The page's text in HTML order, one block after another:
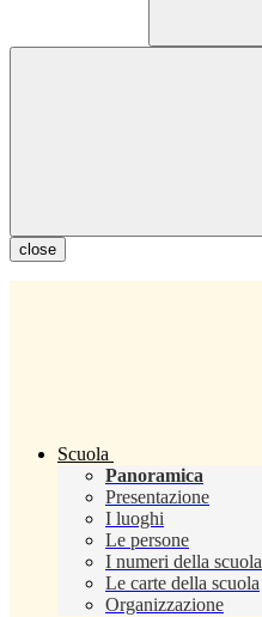
close
Scuola
Panoramica
Presentazione
I luoghi
Le persone
I numeri della scuola
Le carte della scuola
Organizzazione